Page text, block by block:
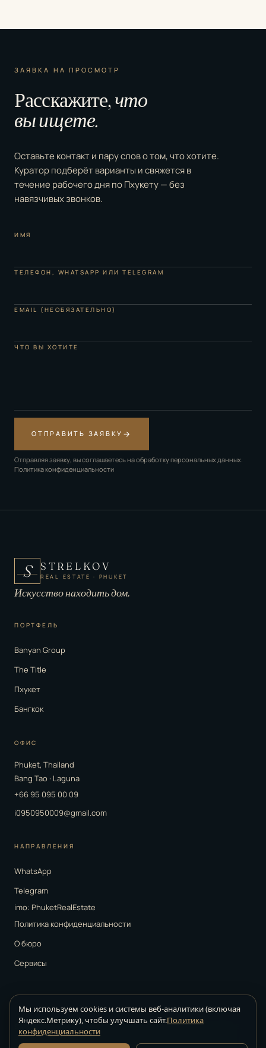
ЗАЯВКА НА ПРОСМОТР
Расскажите,что
вы ищете.
Оставьте контакт и пару слов о том, что хотите.
Куратор подберёт варианты и свяжется в
течение рабочего дня по Пхукету — без
навязчивых звонков.
ИМЯ
ТЕЛЕФОН, WHATSAPP ИЛИ TELEGRAM
EMAIL (НЕОБЯЗАТЕЛЬНО)
ЧТО ВЫ ХОТИТЕ
ОТПРАВИТЬ ЗАЯВКУ →
Отправляя заявку, вы соглашаетесь на обработку персональных данных.
Политика конфиденциальности
S STRELKOV
REAL ESTATE · PHUKET
Искусство находить дом.
ПОРТФЕЛЬ
Banyan Group
The Title
Пхукет
Бангкок
ОФИС
Phuket, Thailand
Bang Tao · Laguna
+66 95 095 00 09
i0950950009@gmail.com
НАПРАВЛЕНИЯ
WhatsApp
Telegram
imo: PhuketRealEstate
Политика конфиденциальности
О бюро
Сервисы
Strelkov Real Estate · агентство недвижимости на Пхукете · © 2026.
Все права защищены
Мы используем cookies и системы веб-аналитики (включая
Яндекс.Метрику), чтобы улучшать сайт.Политика
конфиденциальности